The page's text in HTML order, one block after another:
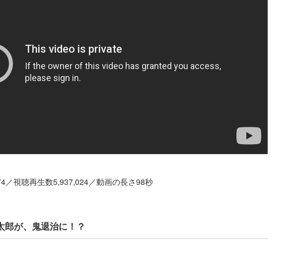
／視聴再生数5,937,024／動画の長さ98秒
が、鬼退治に！？